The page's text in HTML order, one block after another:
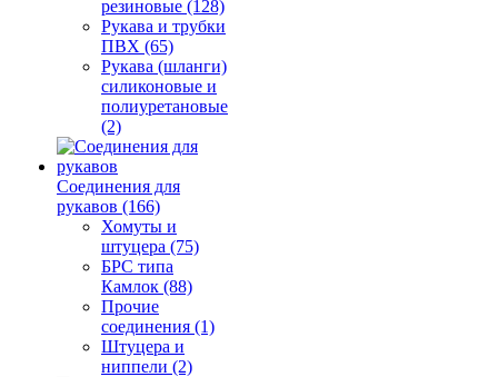
резиновые (128)
Рукава и трубки
ПВХ (65)
Рукава (шланги)
силиконовые и
полиуретановые
(2)
Соединения для
рукавов (166)
Хомуты и
штуцера (75)
БРС типа
Камлок (88)
Прочие
соединения (1)
Штуцера и
ниппели (2)